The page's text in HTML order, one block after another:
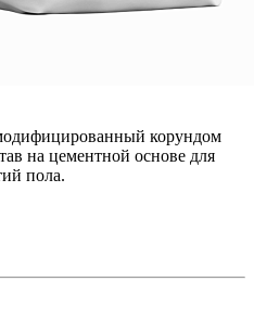
корундом
на цементной основе для
пола.